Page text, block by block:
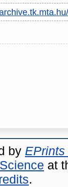
by EPrints
at
.